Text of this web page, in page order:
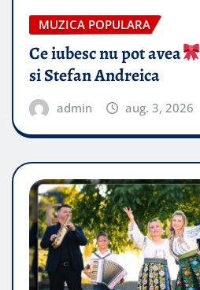
MUZICA POPULARA
Ce iubesc nu pot avea
si Stefan Andreica
admin aug. 3, 2026